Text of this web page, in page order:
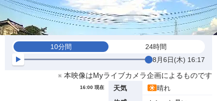
10分間
24時間
8月6日(木) 16:17
※ 本映像はMyライブカメラ企画によるものです
16:00 現在 天気
晴れ